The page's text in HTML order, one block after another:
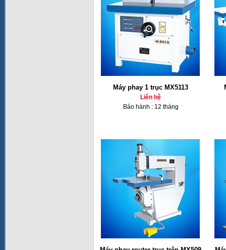
Máy phay 1 trục MX5113
Liên hệ
Bảo hành : 12 tháng